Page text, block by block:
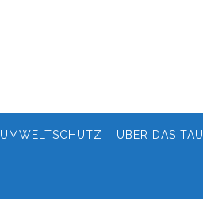
UMWELTSCHUTZ ÜBER DAS